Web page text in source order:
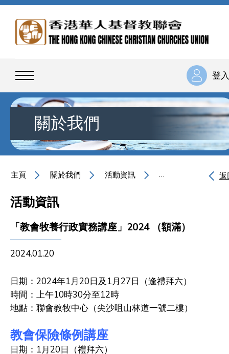
登入
關於我們
主頁 關於我們 活動資訊 「教會牧養行政實返
活動資訊
「教會牧養行政實務講座」2024 （額滿）
2024.01.20
日期： 2024年1月20日及1月27日（逢禮拜六）
時間：上午10時30分至12時
地點：聯會教牧中心（尖沙咀山林道一號二樓）
教會保險條例講座
日期： 1月20日（禮拜六）